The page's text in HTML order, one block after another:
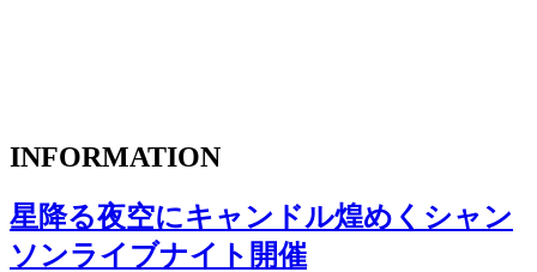
INFORMATION
星降る夜空にキャンドル煌めくシャン
ソンライブナイト開催